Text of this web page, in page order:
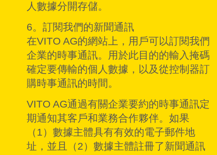
人數據分開存儲。
6。訂閱我們的新聞通訊
在VITO AG的網站上，用戶可以訂閱我們
企業的時事通訊。用於此目的的輸入掩碼
確定要傳輸的個人數據，以及從控制器訂
購時事通訊的時間。
VITO AG通過有關企業要約的時事通訊定
期通知其客戶和業務合作夥伴。如果
（1）數據主體具有有效的電子郵件地
址，並且（2）數據主體註冊了新聞通訊